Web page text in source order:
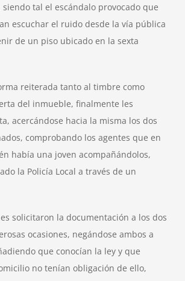
siendo tal el escándalo provocado que
escuchar el ruido desde la vía pública
de un piso ubicado en la sexta
reiterada tanto al timbre como
del inmueble, finalmente les
acercándose hacia la misma los dos
comprobando los agentes que en
había una joven acompañándolos,
la Policía Local a través de un
solicitaron la documentación a los dos
ocasiones, negándose ambos a
que conocían la ley y que
no tenían obligación de ello,